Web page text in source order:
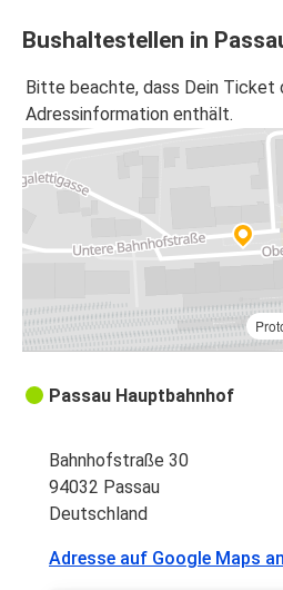
Bushaltestellen in
Bitte beachte, dass Dein Ticket
Adressinformation enthält.
Passau Hauptbahnhof
Bahnhofstraße 30
94032 Passau
Deutschland
Adresse auf Google Maps